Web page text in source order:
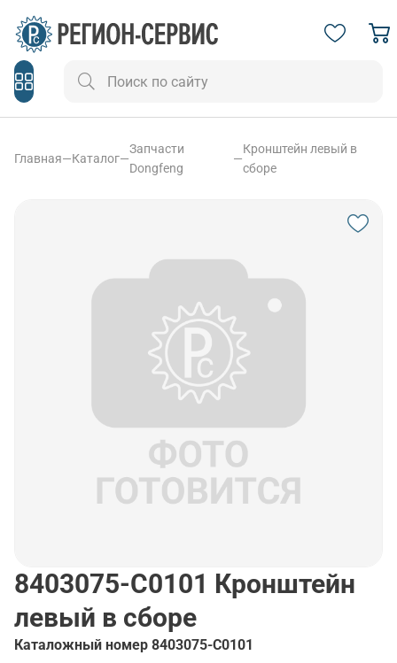
Главная—Каталог—
Запчасти
Dongfeng
—
Кронштейн левый в
сборе
8403075-C0101 Кронштейн
левый в сборе
Каталожный номер 8403075-C0101